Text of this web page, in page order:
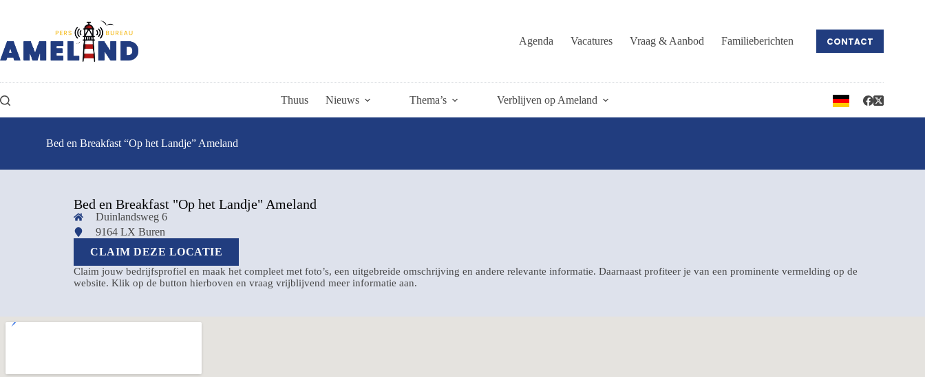
Agenda Vacatures Vraag & Aanbod Familieberichten CONTACT
Thuus Nieuws Thema’s Verblijven op Ameland
Bed en Breakfast “Op het Landje” Ameland
Bed en Breakfast "Op het Landje" Ameland
Duinlandsweg 6
9164 LX Buren
CLAIM DEZE LOCATIE
Claim jouw bedrijfsprofiel en maak het compleet met foto’s, een uitgebreide omschrijving en andere relevante informatie. Daarnaast profiteer je van een prominente vermelding op de
website. Klik op de button hierboven en vraag vrijblijvend meer informatie aan.